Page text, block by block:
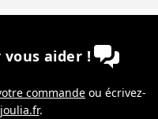
aider !
commande ou écrivez-
.